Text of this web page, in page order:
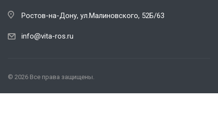
Ростов-на-Дону, ул.Малиновского, 52Б/63
info@vita-ros.ru
© 2026 Все права защищены.